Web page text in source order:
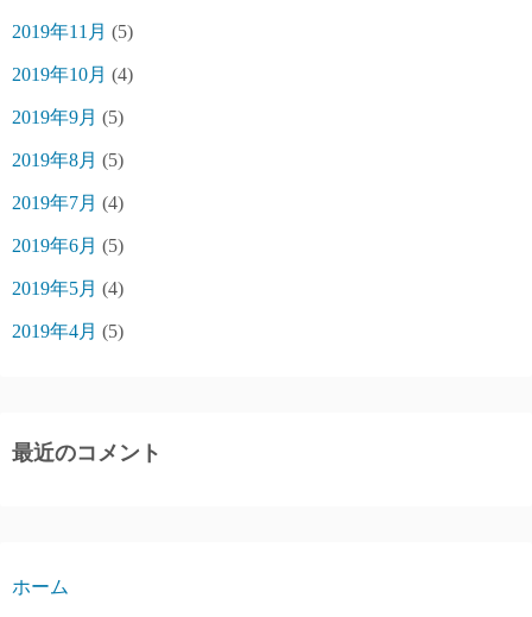
2019年11月 (5)
2019年10月 (4)
2019年9月 (5)
2019年8月 (5)
2019年7月 (4)
2019年6月 (5)
2019年5月 (4)
2019年4月 (5)
最近のコメント
ホーム